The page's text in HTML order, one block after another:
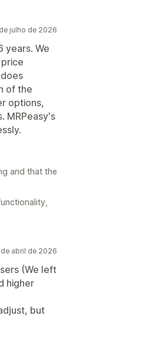
julho de 2026
years. We
of the
options,
MRPeasy's
and that the
abril de 2026
(We left
higher
but